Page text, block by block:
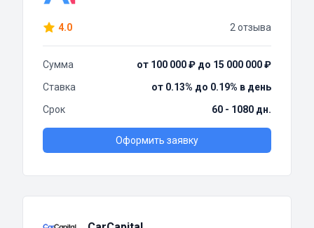
4.0 2 отзыва
Сумма
от 100 000 ₽ до 15 000 000 ₽
Ставка
от 0.13% до 0.19% в день
Срок
60 - 1080 дн.
Оформить заявку